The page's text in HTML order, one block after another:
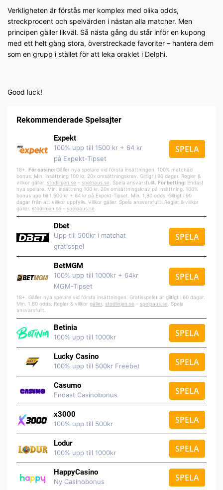
Verkligheten är förstås mer komplex med olika odds,
streckprocent och spelvärden i nästan alla matcher. Men
principen gäller likväl. Så nästa gång du står inför en kupong
med ett helt gäng stora, överstreckade favoriter – hantera dem
som en grupp i stället för att leka oraklet i Delphi.
Good luck!
Rekommenderade Spelsajter
Expekt
100% upp till 1500 kr + 64 kr
på Expekt-Tipset
SPELA
18+. För casino: Gäller nya spelare vid första insättningen. 100% matchad
bonus. Min. insättning 100 kr. 20x omsättningskrav. Giltigt i 90 dagar. Regler &
villkor gäller. stodlinjen.se – spelpaus.se . Spela ansvarsfullt. För betting: Endast
nya spelare. Min. insättning 100 kr. 20x omsättningskrav på insättning. 100%
bonus upp till 1 500 kr + 64 kr på Expekt-Tipset. Min. 1,80 odds. Giltigt i 90
dagar från att villkor uppfylls. Villkor gäller. Spela ansvarsfullt. Regler & villkor
gäller. stodlinjen.se – spelpaus.se
Dbet
Upp till 500kr i matchat
gratisspel
SPELA
BetMGM
100% upp till 1000kr + 64kr
MGM-Tipset
SPELA
18+. Gäller nya spelare vid första insättningen. Gratisspelet är giltigt i 60 dagar.
Min. 1.80 odds. Regler & villkor gäller stodlinjen.se – spelpaus.se . Spela
ansvarsfullt.
Betinia
100% upp till 1000kr SPELA
Lucky Casino
100% upp till 500kr Freebet SPELA
Casumo
Endast Casinobonus SPELA
x3000
100% upp till 500kr SPELA
Lodur
100% upp till 1000kr SPELA
HappyCasino
Ny Casinobonus SPELA